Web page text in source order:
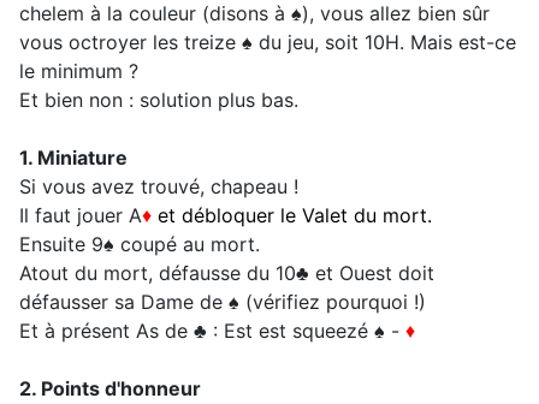
chelem à la couleur (disons à ♠), vous allez bien sûr
vous octroyer les treize ♠ du jeu, soit 10H. Mais est-ce
le minimum ?
Et bien non : solution plus bas.
1. Miniature
Si vous avez trouvé, chapeau !
Il faut jouer A♦ et débloquer le Valet du mort.
Ensuite 9♠ coupé au mort.
Atout du mort, défausse du 10♣ et Ouest doit
défausser sa Dame de ♠ (vérifiez pourquoi !)
Et à présent As de ♣ : Est est squeezé ♠ - ♦
2. Points d'honneur